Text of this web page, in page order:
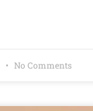
No Comments